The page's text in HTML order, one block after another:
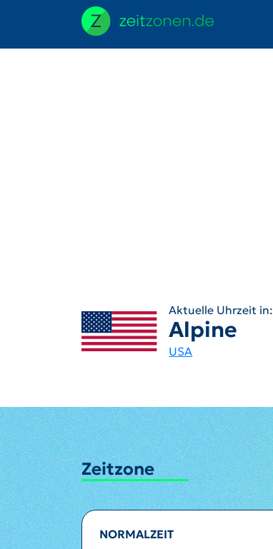
Aktuelle Uhrzeit in:
Alpine
USA
Zeitzone
NORMALZEIT